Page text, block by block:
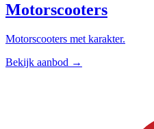
Motorscooters
Motorscooters met karakter.
Bekijk aanbod →